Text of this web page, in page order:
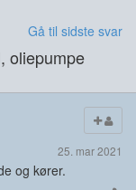
Gå til sidste svar
oliepumpe
25. mar 2021
og kører.